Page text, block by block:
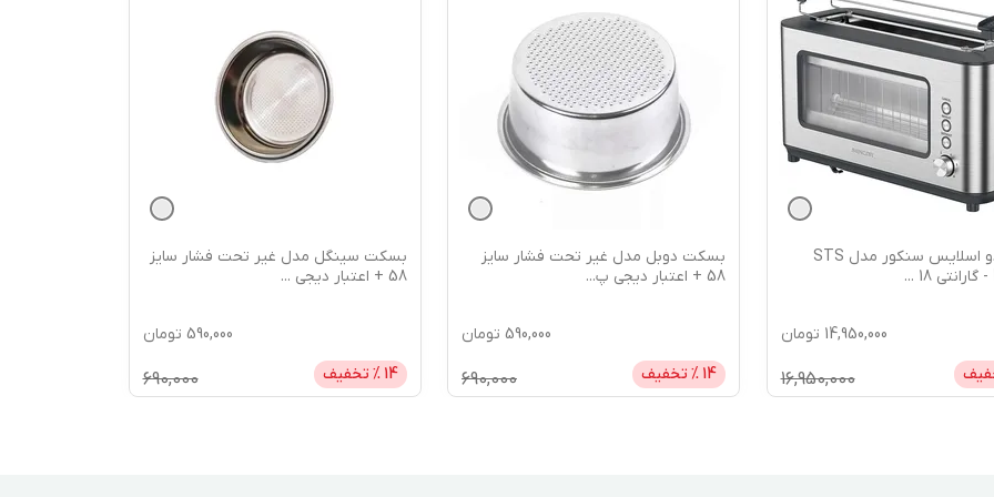
توستر دو اسلایس سنکور مدل STS
...
14,950,000 تومان
16,950,000
بسکت دوبل مدل غیر تحت فشار سایز
58 + اعتبار دیجی پ
...
590,000 تومان
14 % تخفیف 690,000
بسکت سینگل مدل غیر تحت فشار سایز
58 + اعتبار دیجی
...
590,000 تومان
14 % تخفیف 690,000